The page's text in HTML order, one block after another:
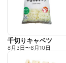
千切りキャベツ
8月3日〜8月10日